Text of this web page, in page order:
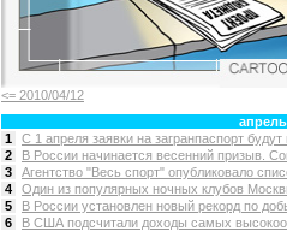
<= 2010/04/12
1
С 1 апреля заявки на загранпаспорт
2
В России начинается весенний призыв.
3
Агентство "Весь спорт" опубликовало
4
Один из популярных ночных клубов
5
В России установлен новый рекорд по
6
В США подсчитали доходы самых